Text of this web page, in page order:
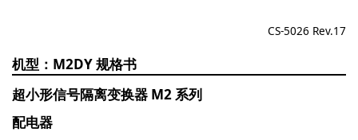
CS-5026 Rev.17
M2DY
超小形信号隔离变换器 M2 系列
配电器